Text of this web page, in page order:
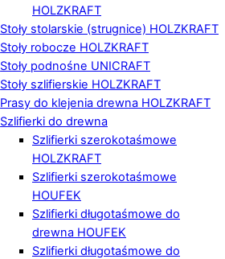
HOLZKRAFT
Stoły stolarskie (strugnice) HOLZKRAFT
Stoły robocze HOLZKRAFT
Stoły podnośne UNICRAFT
Stoły szlifierskie HOLZKRAFT
Prasy do klejenia drewna HOLZKRAFT
Szlifierki do drewna
Szlifierki szerokotaśmowe
HOLZKRAFT
Szlifierki szerokotaśmowe
HOUFEK
Szlifierki długotaśmowe do
drewna HOUFEK
Szlifierki długotaśmowe do